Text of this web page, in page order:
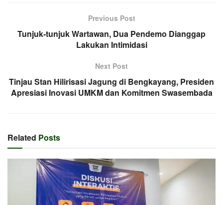
Previous Post
Tunjuk-tunjuk Wartawan, Dua Pendemo Dianggap
Lakukan Intimidasi
Next Post
Tinjau Stan Hilirisasi Jagung di Bengkayang, Presiden
Apresiasi Inovasi UMKM dan Komitmen Swasembada
Related Posts